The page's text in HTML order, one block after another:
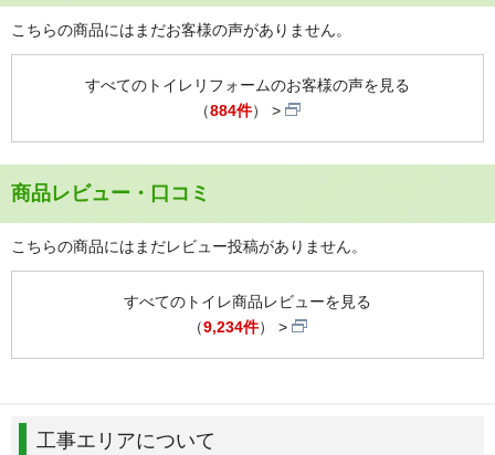
こちらの商品にはまだお客様の声がありません。
すべてのトイレリフォームのお客様の声を見る
（884件）
商品レビュー・口コミ
こちらの商品にはまだレビュー投稿がありません。
すべてのトイレ商品レビューを見る
（9,234件）
工事エリアについて